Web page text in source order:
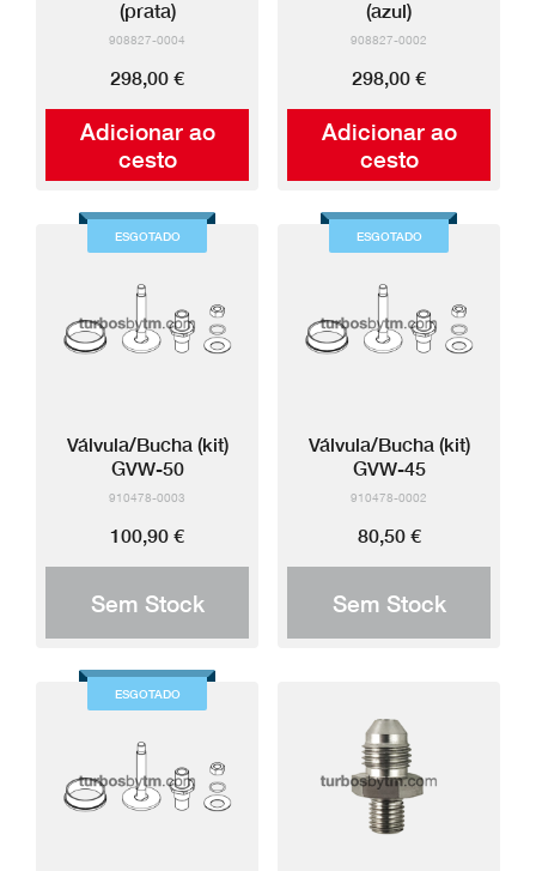
Adicionar ao
cesto
(prata)
908827-0004
298,00 €
Adicionar ao
cesto
(azul)
908827-0002
298,00 €
Sem Stock
ESGOTADO
Válvula/Bucha (kit)
GVW-50
910478-0003
100,90 €
Sem Stock
ESGOTADO
Válvula/Bucha (kit)
GVW-45
910478-0002
80,50 €
ESGOTADO